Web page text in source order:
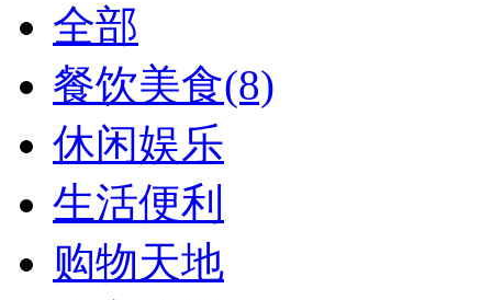
全部
餐饮美食(8)
休闲娱乐
生活便利
购物天地